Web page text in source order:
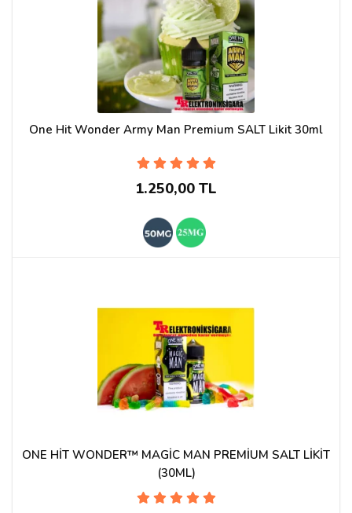
One Hit Wonder Army Man Premium SALT Likit 30ml
1.250,00 TL
ONE HİT WONDER™ MAGİC MAN PREMİUM SALT LİKİT
(30ML)